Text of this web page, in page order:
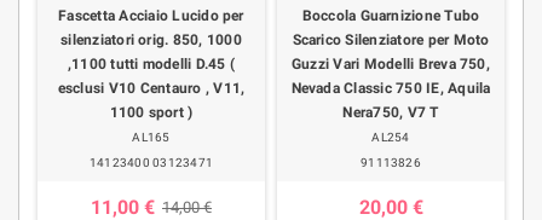
Fascetta Acciaio Lucido per
silenziatori orig. 850, 1000
,1100 tutti modelli D.45 (
esclusi V10 Centauro , V11,
1100 sport )
AL165
14123400 03123471
11,00 € 14,00 €
Boccola Guarnizione Tubo
Scarico Silenziatore per Moto
Guzzi Vari Modelli Breva 750,
Nevada Classic 750 IE, Aquila
Nera750, V7 T
AL254
91113826
20,00 €